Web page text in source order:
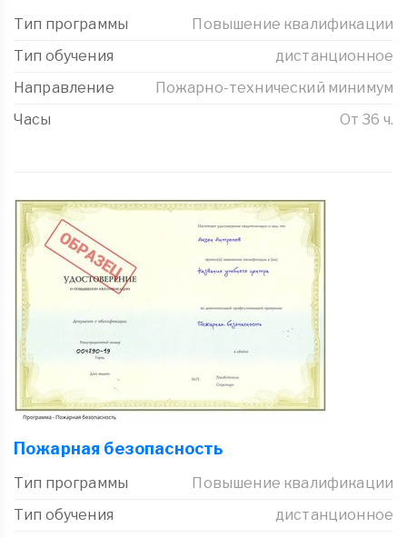
Тип программы
Повышение квалификации
Тип обучения
дистанционное
Направление
Пожарно-технический минимум
Часы
От 36 ч.
Пожарная безопасность
Тип программы
Повышение квалификации
Тип обучения
дистанционное